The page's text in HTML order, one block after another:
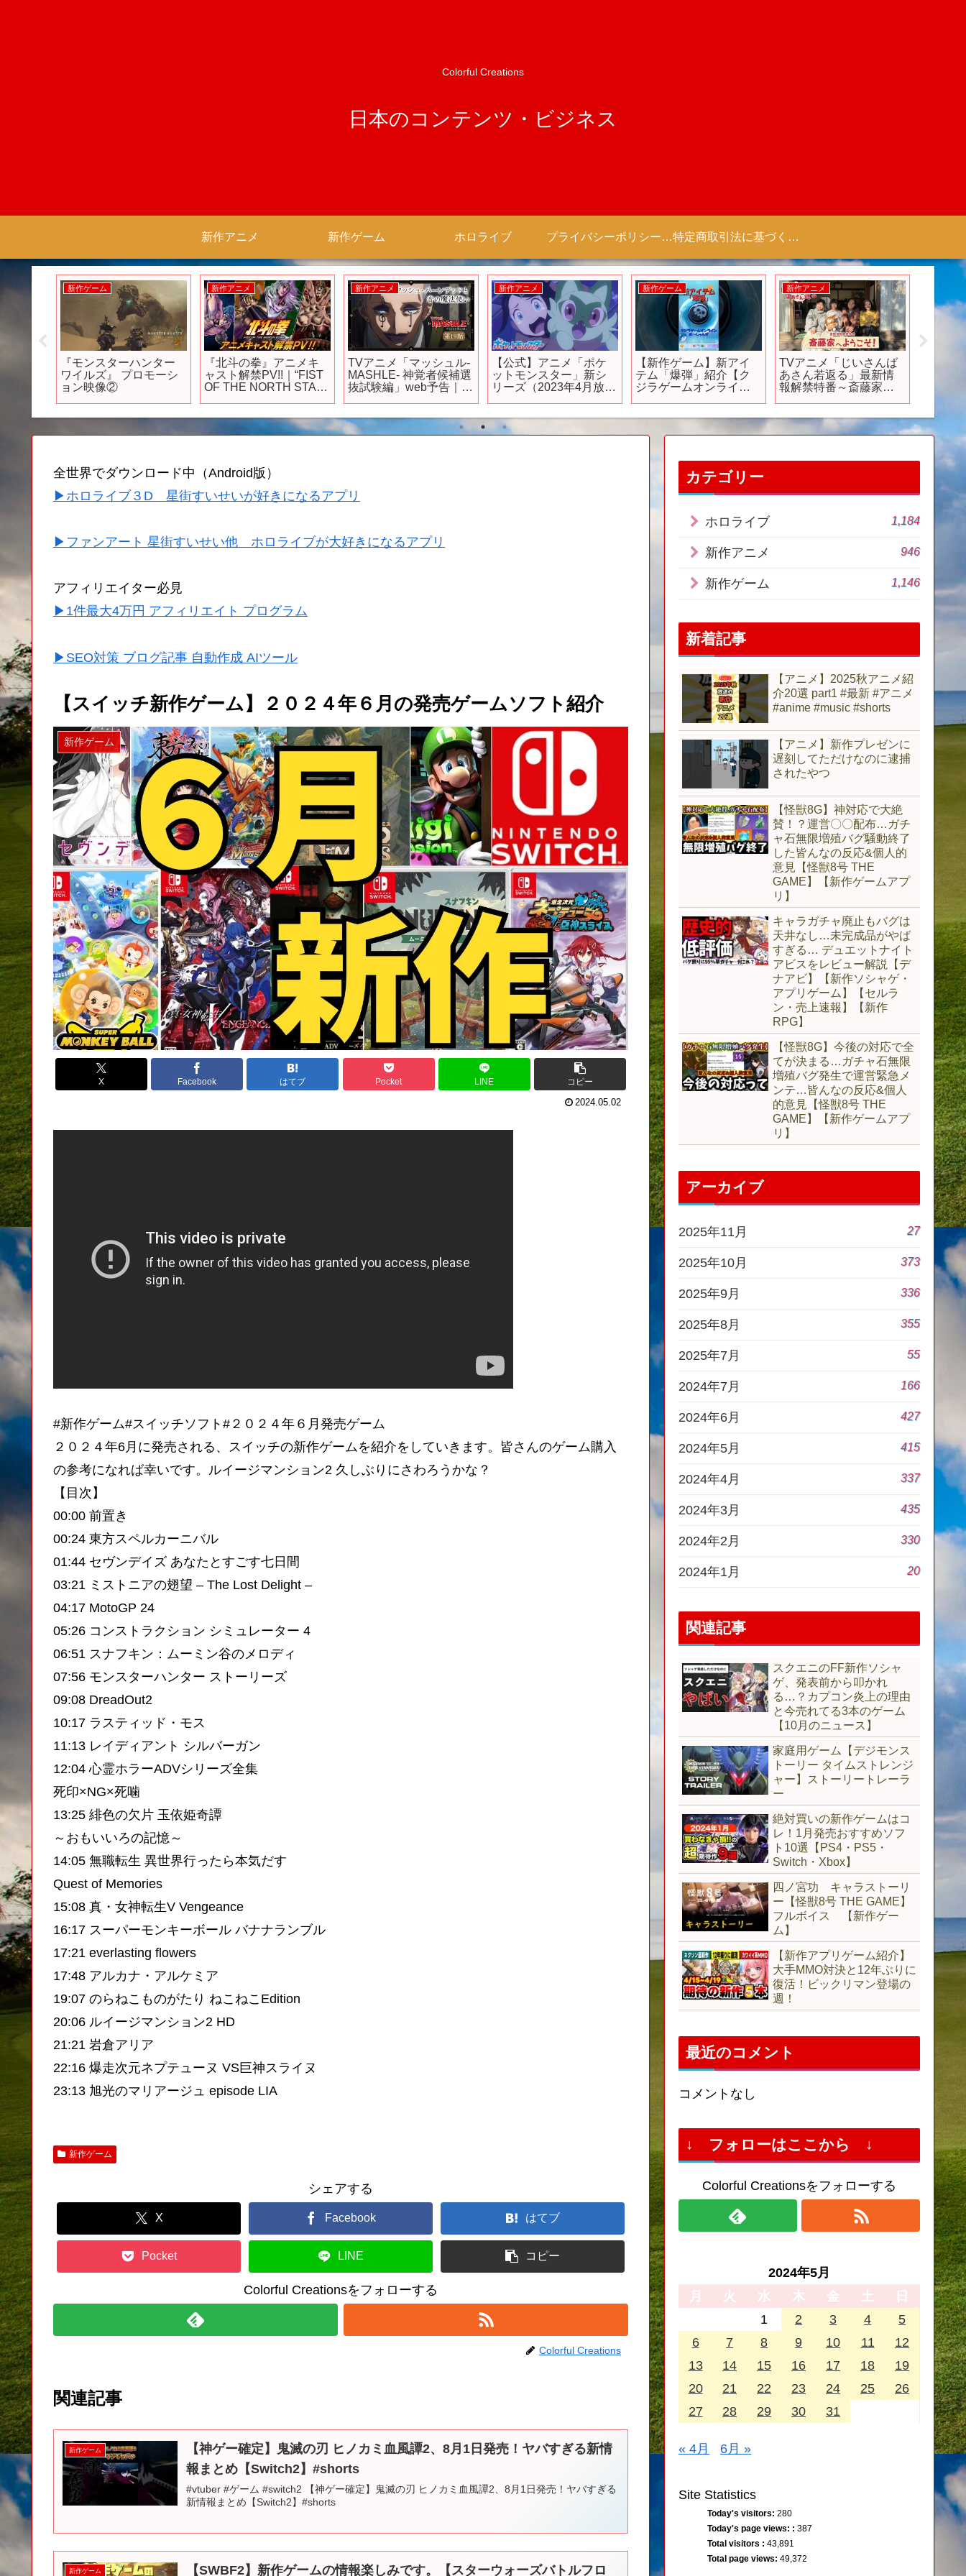
Colorful Creations
日本のコンテンツ・ビジネス
新作アニメ 新作ゲーム ホロライブ プライバシーポリシー 【Colorful Creation】 特定商取引法に基づく表記（商取引に関する開示）
新作ゲーム
『モンスターハンター
ワイルズ』 プロモーシ
ョン映像②
新作アニメ
『北斗の拳』アニメキ
ャスト解禁PV!!｜“FIST
OF THE NORTH STAR:
Announcement Trailer
新作アニメ
TVアニメ「マッシュル-
MASHLE- 神覚者候補選
抜試験編」web予告｜第
い」
新作アニメ
【公式】アニメ「ポケ
ットモンスター」新シ
リーズ（2023年4月放
新作ゲーム
【新作ゲーム】新アイ
テム「爆弾」紹介【ク
ジラゲームオンライン
しゃんず #新作ゲーム #
ゲーム #パズルゲーム
新作アニメ
TVアニメ「じいさんば
あさん若返る」最新情
報解禁特番～斎藤家へ
ブレイ
全世界でダウンロード中（Android版）
▶ホロライブ３D 星街すいせいが好きになるアプリ
▶ファンアート 星街すいせい他 ホロライブが大好きになるアプリ
アフィリエイター必見
▶1件最大4万円 アフィリエイト プログラム
▶SEO対策 ブログ記事 自動作成 AIツール
【スイッチ新作ゲーム】２０２４年６月の発売ゲームソフト紹介
新作ゲーム
X Facebook はてブ Pocket LINE コピー
2024.05.02
#新作ゲーム#スイッチソフト#２０２４年６月発売ゲーム
２０２４年6月に発売される、スイッチの新作ゲームを紹介をしていきます。皆さんのゲーム購入
の参考になれば幸いです。ルイージマンション2 久しぶりにさわろうかな？
【目次】
00:00 前置き
00:24 東方スペルカーニバル
01:44 セヴンデイズ あなたとすごす七日間
03:21 ミストニアの翅望 – The Lost Delight –
04:17 MotoGP 24
05:26 コンストラクション シミュレーター 4
06:51 スナフキン：ムーミン谷のメロディ
07:56 モンスターハンター ストーリーズ
09:08 DreadOut2
10:17 ラスティッド・モス
11:13 レイディアント シルバーガン
12:04 心霊ホラーADVシリーズ全集
死印×NG×死噛
13:25 緋色の欠片 玉依姫奇譚
～おもいいろの記憶～
14:05 無職転生 異世界行ったら本気だす
Quest of Memories
15:08 真・女神転生V Vengeance
16:17 スーパーモンキーボール バナナランブル
17:21 everlasting flowers
17:48 アルカナ・アルケミア
19:07 のらねこものがたり ねこねこEdition
20:06 ルイージマンション2 HD
21:21 岩倉アリア
22:16 爆走次元ネプテューヌ VS巨神スライヌ
23:13 旭光のマリアージュ episode LIA
新作ゲーム
シェアする
X Facebook はてブ
Pocket LINE コピー
Colorful Creationsをフォローする
Colorful Creations
関連記事
新作ゲーム
【神ゲー確定】鬼滅の刃 ヒノカミ血風譚2、8月1日発売！ヤバすぎる新情
報まとめ【Switch2】#shorts
#vtuber #ゲーム #switch2 【神ゲー確定】鬼滅の刃 ヒノカミ血風譚2、8月1日発売！ヤバすぎる
新情報まとめ【Switch2】#shorts
新作ゲーム 【SWBF2】新作ゲームの情報楽しみです。【スターウォーズバトルフロ
カテゴリー
ホロライブ 1,184
新作アニメ 946
新作ゲーム 1,146
新着記事
【アニメ】2025秋アニメ紹
介20選 part1 #最新 #アニメ
#anime #music #shorts
【アニメ】新作プレゼンに
遅刻してただけなのに逮捕
されたやつ
【怪獣8G】神対応で大絶
賛！？運営〇〇配布…ガチ
ャ石無限増殖バグ騒動終了
した皆んなの反応&個人的
意見【怪獣8号 THE
GAME】【新作ゲームアプ
リ】
キャラガチャ廃止もバグは
天井なし…未完成品がやば
すぎる… デュエットナイト
アビスをレビュー解説【デ
ナアビ】【新作ソシャゲ・
アプリゲーム】【セルラ
ン・売上速報】【新作
RPG】
【怪獣8G】今後の対応で全
てが決まる…ガチャ石無限
増殖バグ発生で運営緊急メ
ンテ…皆んなの反応&個人
的意見【怪獣8号 THE
GAME】【新作ゲームアプ
リ】
アーカイブ
2025年11月 27
2025年10月 373
2025年9月 336
2025年8月 355
2025年7月 55
2024年7月 166
2024年6月 427
2024年5月 415
2024年4月 337
2024年3月 435
2024年2月 330
2024年1月 20
関連記事
スクエニのFF新作ソシャ
ゲ、発表前から叩かれ
る…？カプコン炎上の理由
と今売れてる3本のゲーム
【10月のニュース】
家庭用ゲーム【デジモンス
トーリー タイムストレンジ
ャー】ストーリートレーラ
ー
絶対買いの新作ゲームはコ
レ！1月発売おすすめソフ
ト10選【PS4・PS5・
Switch・Xbox】
四ノ宮功 キャラストーリ
ー【怪獣8号 THE GAME】
フルボイス 【新作ゲー
ム】
【新作アプリゲーム紹介】
大手MMO対決と12年ぶりに
復活！ビックリマン登場の
週！
最近のコメント
コメントなし
↓ フォローはここから ↓
Colorful Creationsをフォローする
2024年5月
月
火 水 木 金 土
日
1
2 3 4
5
6
7 8 9 10 11
12
13
14 15 16 17 18
19
20
21 22 23 24 25
26
27
28 29 30 31
« 4月 6月 »
Site Statistics
Today's visitors: 280
Today's page views: : 387
Total visitors : 43,891
Total page views: 49,372